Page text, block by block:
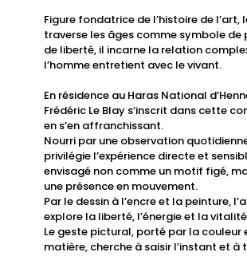
Figure fondatrice de l’histoire de l’art,
traverse les âges comme symbole de
de liberté, il incarne la relation
l’homme entretient avec le vivant.
En résidence au Haras National
Frédéric Le Blay s’inscrit dans cette
en s’en affranchissant.
Nourri par une observation
privilégie l’expérience directe et
envisagé non comme un motif figé,
une présence en mouvement.
Par le dessin à l’encre et la peinture,
explore la liberté, l’énergie et la
Le geste pictural, porté par la couleur
matière, cherche à saisir l’instant et à